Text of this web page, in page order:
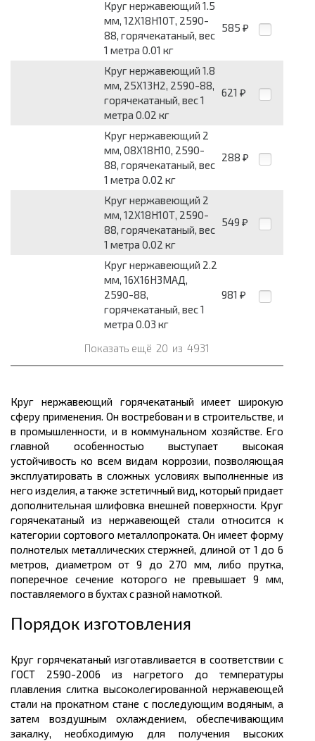
Круг нержавеющий 1.5
мм, 12Х18Н10Т, 2590-
88, горячекатаный, вес
1 метра 0.01 кг
585 ₽
Круг нержавеющий 1.8
мм, 25Х13Н2, 2590-88,
горячекатаный, вес 1
метра 0.02 кг
621 ₽
Круг нержавеющий 2
мм, 08Х18Н10, 2590-
88, горячекатаный, вес
1 метра 0.02 кг
288 ₽
Круг нержавеющий 2
мм, 12Х18Н10Т, 2590-
88, горячекатаный, вес
1 метра 0.02 кг
549 ₽
Круг нержавеющий 2.2
мм, 16Х16Н3МАД,
2590-88,
горячекатаный, вес 1
метра 0.03 кг
981 ₽
Показать ещё 20 из 4931
Круг нержавеющий горячекатаный имеет широкую
сферу применения. Он востребован и в строительстве, и
в промышленности, и в коммунальном хозяйстве. Его
главной особенностью выступает высокая
устойчивость ко всем видам коррозии, позволяющая
эксплуатировать в сложных условиях выполненные из
него изделия, а также эстетичный вид, который придает
дополнительная шлифовка внешней поверхности. Круг
горячекатаный из нержавеющей стали относится к
категории сортового металлопроката.Он имеет форму
полнотелых металлическихстержней, длиной от 1 до 6
метров, диаметром от 9 до 270 мм, либо прутка,
поперечное сечение которого не превышает 9 мм,
поставляемого в бухтах с разной намоткой.
Порядок изготовления
Круг горячекатаный изготавливается в соответствии с
ГОСТ 2590-2006 из нагретого до температуры
плавления слитка высоколегированной нержавеющей
стали на прокатном стане с последующим водяным, а
затем воздушным охлаждением, обеспечивающим
закалку, необходимую для получения высоких